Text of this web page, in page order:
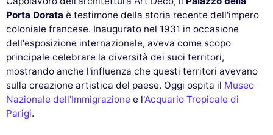
Porta Dorata è testimone della storia recente dell'impero
coloniale francese. Inaugurato nel 1931 in occasione
dell'esposizione internazionale, aveva come scopo
principale celebrare la diversità dei suoi territori,
mostrando anche l'influenza che questi territori avevano
sulla creazione artistica del paese. Oggi ospita il Museo
Nazionale dell'Immigrazione e l'Acquario Tropicale di
Parigi.